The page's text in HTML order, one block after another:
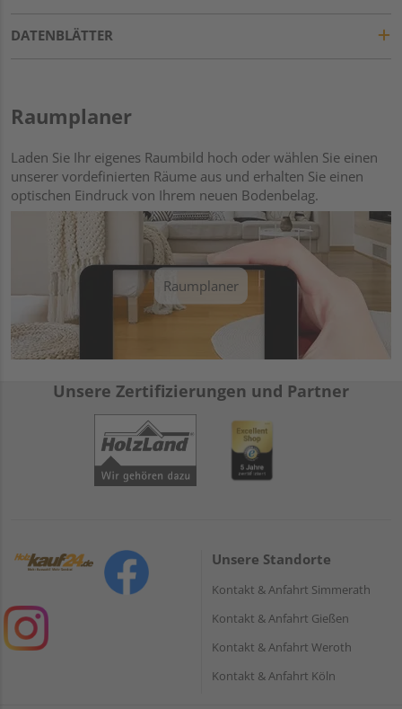
DATENBLÄTTER
Raumplaner
Laden Sie Ihr eigenes Raumbild hoch oder wählen Sie einen
unserer vordefinierten Räume aus und erhalten Sie einen
optischen Eindruck von Ihrem neuen Bodenbelag.
Raumplaner
Unsere Zertifizierungen und Partner
Unsere Standorte
Kontakt & Anfahrt Simmerath
Kontakt & Anfahrt Gießen
Kontakt & Anfahrt Weroth
Kontakt & Anfahrt Köln